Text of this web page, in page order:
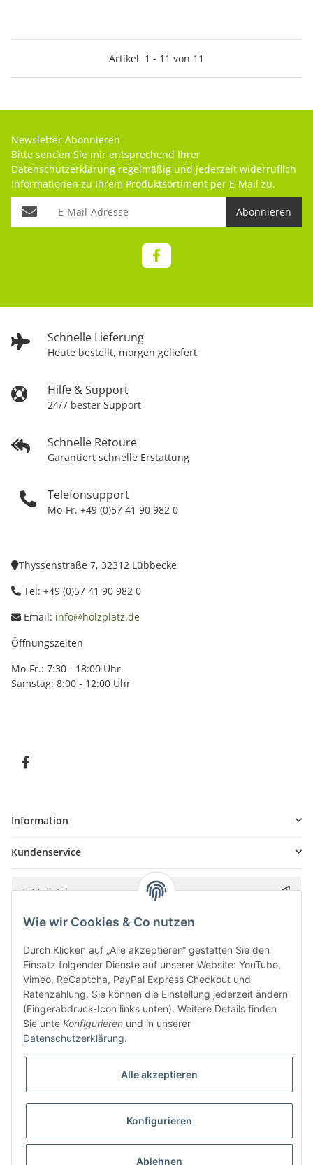
Artikel 1 - 11 von 11
Schnelle Lieferung
Heute bestellt, morgen geliefert
Hilfe & Support
24/7 bester Support
Schnelle Retoure
Garantiert schnelle Erstattung
Telefonsupport
Mo-Fr. +49 (0)57 41 90 982 0
Newsletter Abonnieren
Bitte senden Sie mir entsprechend Ihrer
Datenschutzerklärung regelmäßig und jederzeit widerruflich
Informationen zu Ihrem Produktsortiment per E-Mail zu.
Abonnieren
Thyssenstraße 7, 32312 Lübbecke
Tel: +49 (0)57 41 90 982 0
Email: info@holzplatz.de
Öffnungszeiten
Mo-Fr.: 7:30 - 18:00 Uhr
Samstag: 8:00 - 12:00 Uhr
Information
Kundenservice
Bitte senden Sie mir entsprechend IhrerDatenschutzerklärung
* Alle Preise inkl. gesetzlicher USt., zzgl.
Besucherzähler: 5854093
UmsetzungVlarom E-Commerce Agentur| Powered byJTL-Shop|
CLEARIX JTL-Shop Template
Wie wir Cookies & Co nutzen
Durch Klicken auf „Alle akzeptieren“ gestatten Sie den
Einsatz folgender Dienste auf unserer Website: YouTube,
Vimeo, ReCaptcha, PayPal Express Checkout und
Ratenzahlung. Sie können die Einstellung jederzeit ändern
(Fingerabdruck-Icon links unten). Weitere Details finden
Sie unte Konfigurieren und in unserer
Datenschutzerklärung.
Alle akzeptieren
Konfigurieren
Ablehnen